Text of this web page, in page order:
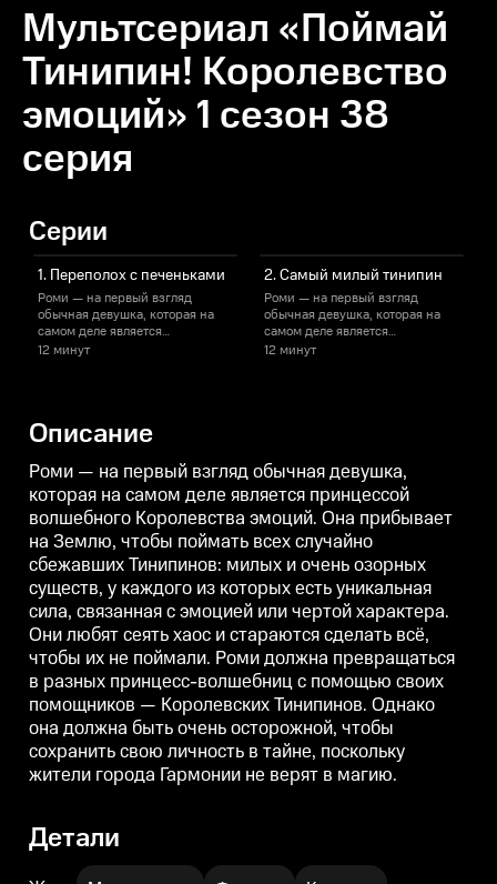
Мультсериал «Поймай
Тинипин! Королевство
эмоций» 1 сезон 38
серия
Серии
1. Переполох с печеньками
Роми — на первый взгляд
обычная девушка, которая на
самом деле является
принцессой волшебного
очень озорных существ, у
каждого из которых есть
уникальная сила, связанная с
эмоцией или чертой характера.
Они любят сеять хаос и
стараются сделать всё, чтобы их
не поймали. Роми должна
превращаться в разных
принцесс-волшебниц с
помощью своих помощников —
Королевских Тинипинов.
Однако она должна быть очень
осторожной, чтобы сохранить
свою личность в тайне,
поскольку жители города
Гармонии не верят в магию.
12 минут
2. Самый милый тинипин
Роми — на первый взгляд
обычная девушка, которая на
самом деле является
принцессой волшебного
уникальная сила, связанная с
эмоцией или чертой характера.
Они любят сеять хаос и
стараются сделать всё, чтобы их
не поймали. Роми должна
превращаться в разных
принцесс-волшебниц с
помощью своих помощников —
Королевских Тинипинов.
Однако она должна быть очень
осторожной, чтобы сохранить
свою личность в тайне,
поскольку жители города
Гармонии не верят в магию.
12 минут
Описание
Роми — на первый взгляд обычная девушка,
которая на самом деле является принцессой
волшебного Королевства эмоций. Она прибывает
на Землю, чтобы поймать всех случайно
сбежавших Тинипинов: милых и очень озорных
существ, у каждого из которых есть уникальная
сила, связанная с эмоцией или чертой характера.
Они любят сеять хаос и стараются сделать всё,
чтобы их не поймали. Роми должна превращаться
в разных принцесс-волшебниц с помощью своих
помощников — Королевских Тинипинов. Однако
она должна быть очень осторожной, чтобы
сохранить свою личность в тайне, поскольку
жители города Гармонии не верят в магию.
Детали